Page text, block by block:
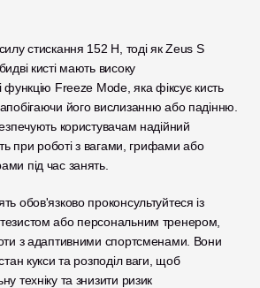
стискання 152 Н, тоді як Zeus S
кисті мають високу
функцію Freeze Mode, яка фіксує кисть
його вислизанню або падінню.
користувачам надійний
при роботі з вагами, грифами або
під час занять.
обов'язково проконсультуйтеся із
або персональним тренером,
з адаптивними спортсменами. Вони
кукси та розподіл ваги, щоб
техніку та знизити ризик